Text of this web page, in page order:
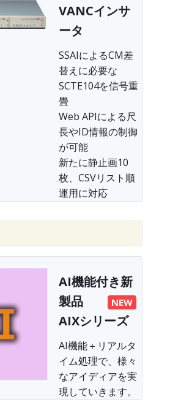
VANCインサ
ータ
SSAIによるCM差
替えに必要な
SCTE104を信号重
畳
Web APIによる尺
長やID情報の制御
が可能
新たに静止画10
枚、CSVリスト順
運用に対応
AI機能付き新
製品
NEW
AIXシリーズ
AI機能＋リアルタ
イム処理で、様々
なアイディアを実
現していきます。